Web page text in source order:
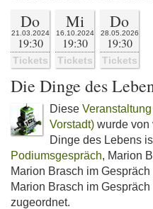
Do
21.03.2024
19:30
Tickets
Mi
16.10.2024
19:30
Tickets
Do
28.05.2026
19:30
Tickets
Die Dinge des
Diese
Vorstadt) wurde von
Dinge des Lebens
Podiumsgespräch, Marion
Marion Brasch im
Marion Brasch im
zugeordnet.